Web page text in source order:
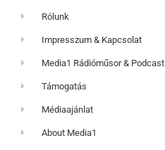
Rólunk
Impresszum & Kapcsolat
Media1 Rádióműsor & Podcast
Támogatás
Médiaajánlat
About Media1